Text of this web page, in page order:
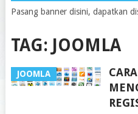
Pasang banner disini, dapatkan
TAG: JOOMLA
JOOMLA